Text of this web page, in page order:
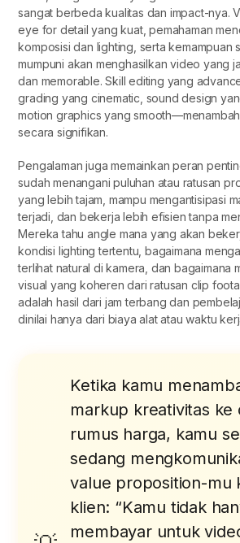
sangat berbeda kualitas dan impact-nya.
eye for detail yang kuat, pemahaman
komposisi dan lighting, serta kemampuan
mumpuni akan menghasilkan video yang
dan memorable. Skill editing yang
grading yang cinematic, sound design
motion graphics yang
secara signifikan.
Pengalaman juga memainkan peran
sudah menangani puluhan atau ratusan
yang lebih tajam, mampu mengantisipasi
terjadi, dan bekerja lebih efisien tanpa
Mereka tahu angle mana yang akan
kondisi lighting tertentu, bagaimana
terlihat natural di kamera, dan bagaimana
visual yang koheren dari ratusan clip
adalah hasil dari jam terbang dan
dinilai hanya dari biaya alat atau waktu
Ketika kamu
markup kreativitas ke
rumus harga, kamu
sedang
value proposition-mu
klien: “Kamu tidak
membayar untuk